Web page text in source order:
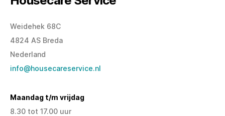
Weidehek 68C
4824 AS Breda
Nederland
info@housecareservice.nl
Maandag t/m vrijdag
8.30 tot 17.00 uur